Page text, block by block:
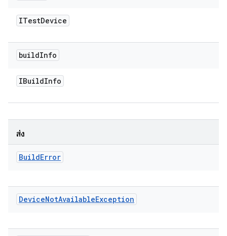
ITestDevice
buildInfo
IBuildInfo
ส่ง
BuildError
DeviceNotAvailableException